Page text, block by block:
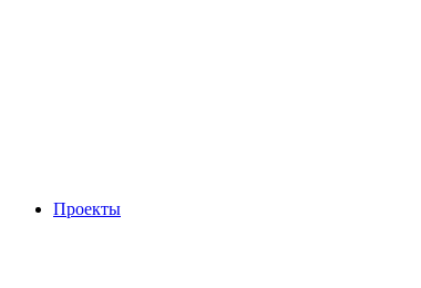
Проекты